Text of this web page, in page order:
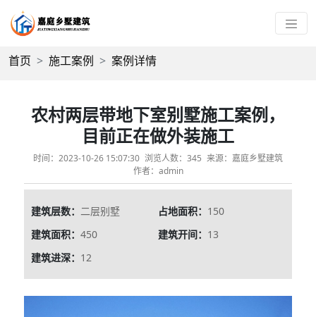
首页 施工案例 案例详情
农村两层带地下室别墅施工案例，
目前正在做外装施工
时间：2023-10-26 15:07:30 浏览人数：345 来源：嘉庭乡墅建筑
作者：admin
建筑层数： 二层别墅 占地面积： 150
建筑面积： 450 建筑开间： 13
建筑进深： 12